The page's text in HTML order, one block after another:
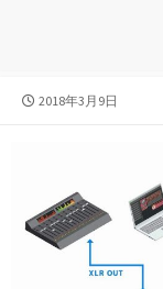
公
2018年3月9日